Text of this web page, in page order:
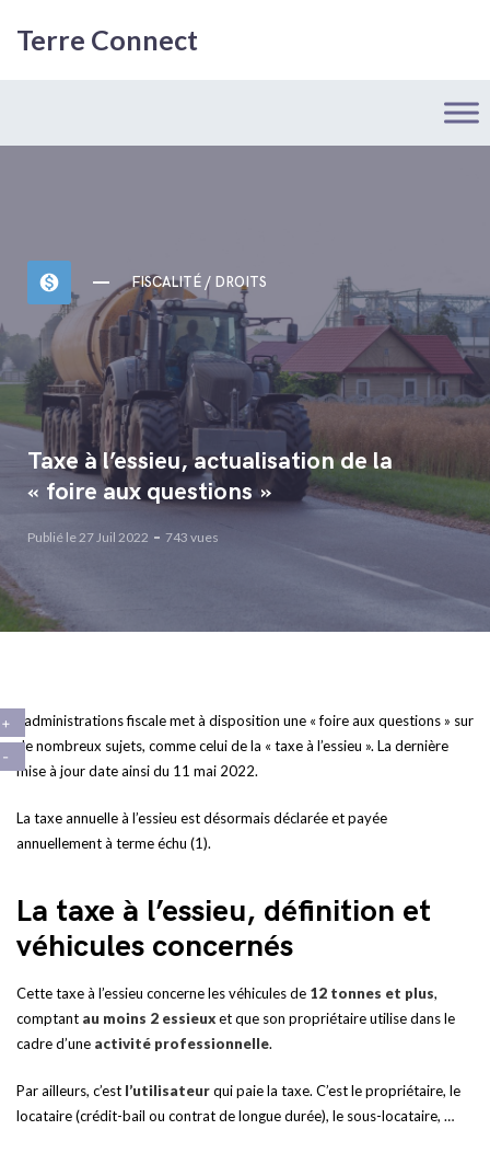
Terre Connect
monetization_on FISCALITÉ / DROITS
Taxe à l’essieu, actualisation de la
« foire aux questions »
Publié le 27 Juil 2022 743 vues
L’administrations fiscale met à disposition une « foire aux questions » sur
de nombreux sujets, comme celui de la « taxe à l’essieu ». La dernière
mise à jour date ainsi du 11 mai 2022.
La taxe annuelle à l’essieu est désormais déclarée et payée
annuellement à terme échu (1).
La taxe à l’essieu, définition et
véhicules concernés
Cette taxe à l’essieu concerne les véhicules de 12 tonnes et plus,
comptant au moins 2 essieuxet que son propriétaire utilise dans le
cadre d’une activité professionnelle.
Par ailleurs, c’est l’utilisateurqui paie la taxe. C’est le propriétaire, le
locataire (crédit-bail ou contrat de longue durée), le sous-locataire, …